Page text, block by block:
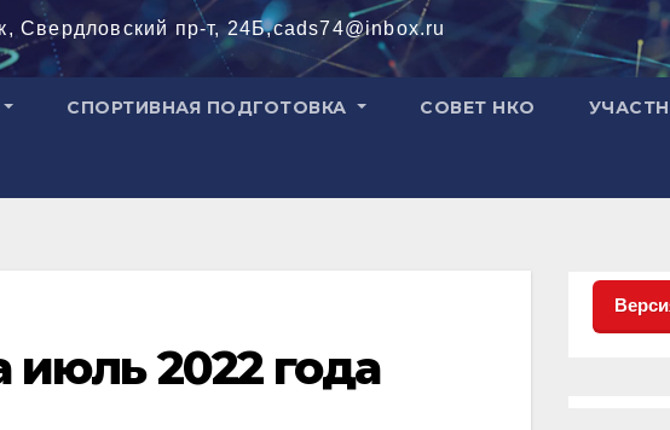
Свердловский пр-т, 24Б,cads74@inbox.ru
СПОРТИВНАЯ ПОДГОТОВКА СОВЕТ НКО
2022 года